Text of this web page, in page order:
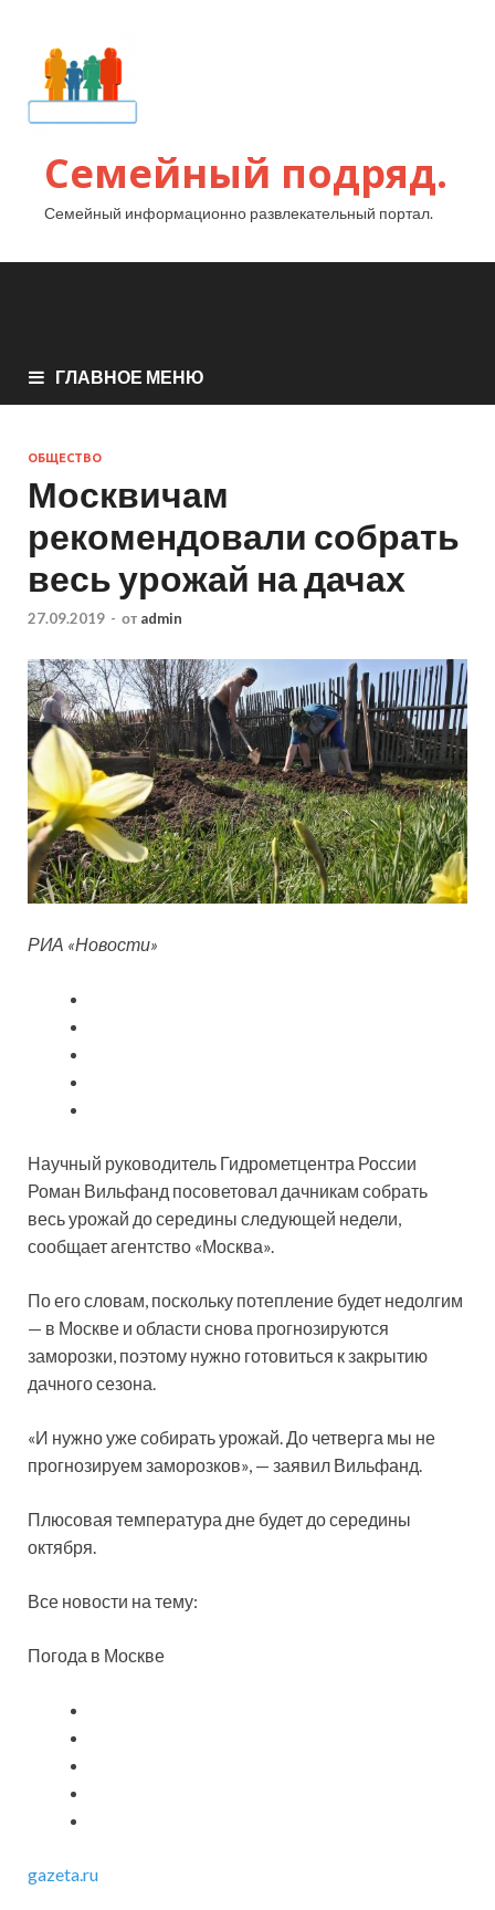
Семейный подряд.
Семейный информационно развлекательный портал.
ГЛАВНОЕ МЕНЮ
ОБЩЕСТВО
Москвичам
рекомендовали собрать
весь урожай на дачах
27.09.2019 - от admin
РИА «Новости»
Научный руководитель Гидрометцентра России
Роман Вильфанд посоветовал дачникам собрать
весь урожай до середины следующей недели,
сообщает агентство «Москва».
По его словам, поскольку потепление будет недолгим
— в Москве и области снова прогнозируются
заморозки, поэтому нужно готовиться к закрытию
дачного сезона.
«И нужно уже собирать урожай. До четверга мы не
прогнозируем заморозков», — заявил Вильфанд.
Плюсовая температура дне будет до середины
октября.
Все новости на тему:
Погода в Москве
gazeta.ru